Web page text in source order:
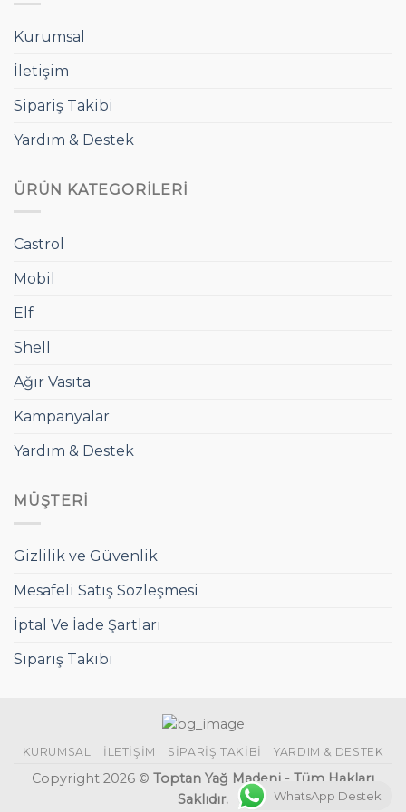
Kurumsal
İletişim
Sipariş Takibi
Yardım & Destek
ÜRÜN KATEGORILERI
Castrol
Mobil
Elf
Shell
Ağır Vasıta
Kampanyalar
Yardım & Destek
MÜŞTERI
Gizlilik ve Güvenlik
Mesafeli Satış Sözleşmesi
İptal Ve İade Şartları
Sipariş Takibi
KURUMSAL İLETIŞIM SIPARIŞ TAKIBI YARDIM & DESTEK
Copyright 2026 © Toptan Yağ Madeni - Tüm Hakları
Saklıdır.
WhatsApp Destek